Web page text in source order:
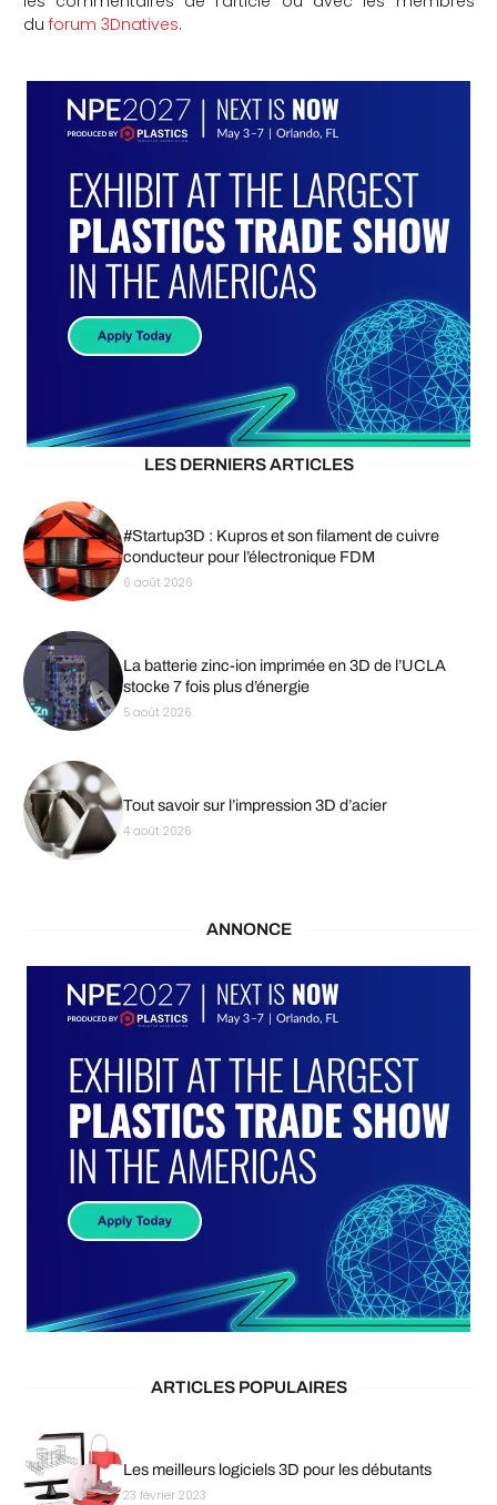
du forum 3Dnatives.
LES DERNIERS ARTICLES
#Startup3D : Kupros et son filament de cuivre
conducteur pour l’électronique FDM
6 août 2026
La batterie zinc-ion imprimée en 3D de l’UCLA
stocke 7 fois plus d’énergie
5 août 2026
Tout savoir sur l’impression 3D d’acier
4 août 2026
ANNONCE
ARTICLES POPULAIRES
Les meilleurs logiciels 3D pour les débutants
23 février 2023